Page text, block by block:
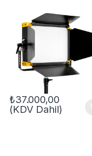
₺37.000,00
(KDV Dahil)